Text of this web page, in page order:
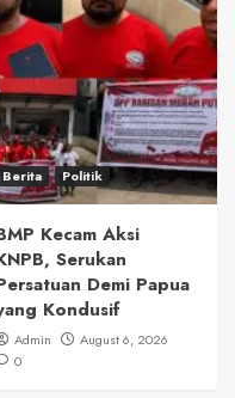
Berita Politik
Kecam Aksi
Serukan
Demi Papua
Kondusif
Admin
August 6, 2026
0